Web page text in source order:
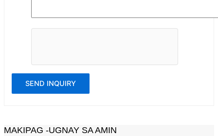
MAKIPAG -UGNAY SA AMIN